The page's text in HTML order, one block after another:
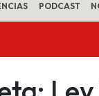
PODCAST